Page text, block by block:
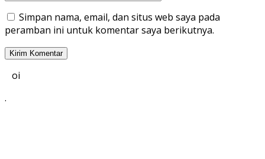
Simpan nama, email, dan situs web saya pada
peramban ini untuk komentar saya berikutnya.
oi
.